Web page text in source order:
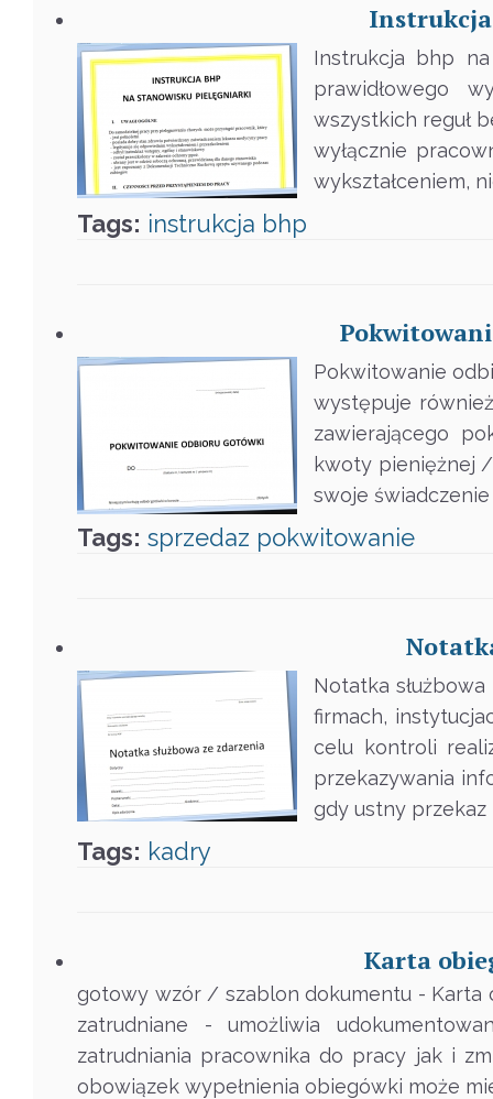
Instrukcja bhp
prawidłowego
wszystkich reguł
wyłącznie
wykształceniem,
Tags: instrukcja bhp
Pokwitowanie
występuje
zawierającego
kwoty pieniężnej /
swoje
Tags: sprzedaz pokwitowanie
Notatka
firmach,
celu kontroli
przekazywania
gdy ustny
Tags: kadry
Karta
gotowy wzór / szablon dokumentu -
zatrudniane - umożliwia
zatrudniania pracownika do pracy jak i
obowiązek wypełnienia obiegówki może